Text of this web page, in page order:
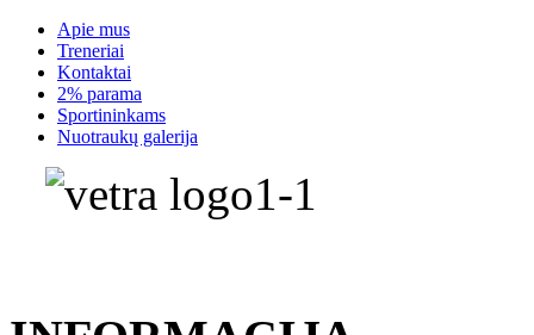
Apie mus
Treneriai
Kontaktai
2% parama
Sportininkams
Nuotraukų galerija